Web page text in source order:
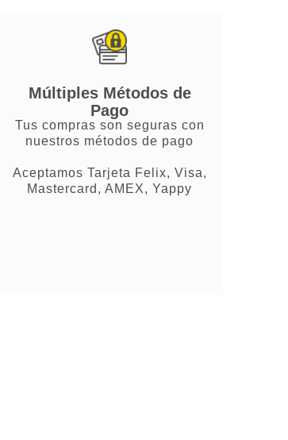
Múltiples Métodos de
Pago
Tus compras son seguras con
nuestros métodos de pago
Aceptamos Tarjeta Felix, Visa,
Mastercard, AMEX, Yappy